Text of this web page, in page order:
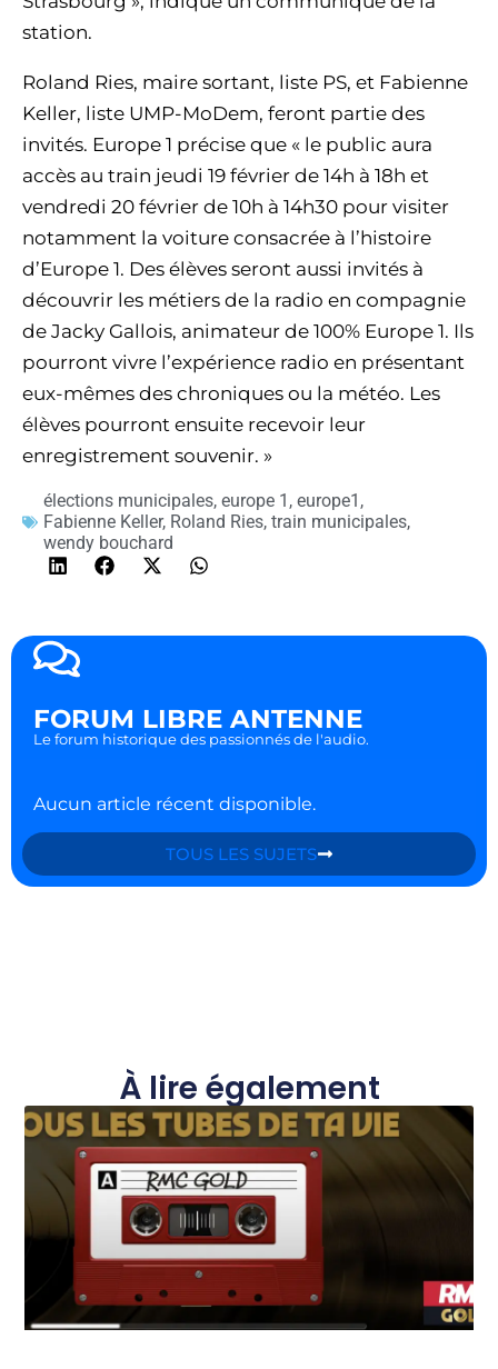
station.
Roland Ries, maire sortant, liste PS, et Fabienne
Keller, liste UMP-MoDem, feront partie des
invités. Europe 1 précise que « le public aura
accès au train jeudi 19 février de 14h à 18h et
vendredi 20 février de 10h à 14h30 pour visiter
notamment la voiture consacrée à l’histoire
d’Europe 1. Des élèves seront aussi invités à
découvrir les métiers de la radio en compagnie
de Jacky Gallois, animateur de 100% Europe 1. Ils
pourront vivre l’expérience radio en présentant
eux-mêmes des chroniques ou la météo. Les
élèves pourront ensuite recevoir leur
enregistrement souvenir. »
élections municipales, europe 1 , europe1 ,
Fabienne Keller, Roland Ries, train municipales,
wendy bouchard
FORUM LIBRE ANTENNE
Le forum historique des passionnés de l'audio.
Aucun article récent disponible.
TOUS LES SUJETS
À lire également